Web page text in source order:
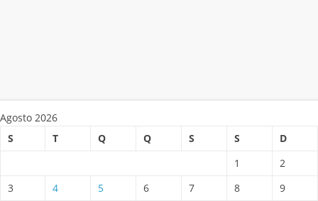
Agosto 2026
S
T Q Q S S
D
1
2
3
4 5 6 7 8
9